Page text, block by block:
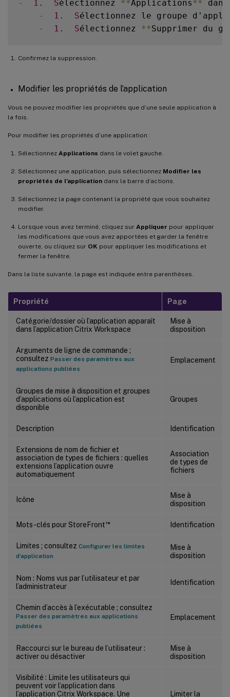
- 1. Sélectionnez **Applications**
-
1. Sélectionnez le groupe
-
1. Sélectionnez **Supprimer du
Confirmez la suppression.
Modifier les propriétés de l’application
Vous ne pouvez modifier les propriétés que d’une seule application à
la fois.
Pour modifier les propriétés d’une application :
Sélectionnez Applications dans le volet gauche.
Sélectionnez une application, puis sélectionnez Modifier les
propriétés de l’application dans la barre d’actions.
Sélectionnez la page contenant la propriété que vous souhaitez
modifier.
Lorsque vous avez terminé, cliquez sur Appliquer pour appliquer
les modifications que vous avez apportées et garder la fenêtre
ouverte, ou cliquez sur OK pour appliquer les modifications et
fermer la fenêtre.
Dans la liste suivante, la page est indiquée entre parenthèses.
Propriété Page
Catégorie/dossier où l’application apparaît
dans l’application Citrix Workspace
Mise à
disposition
Arguments de ligne de commande ;
consultez Passer des paramètres aux
applications publiées
Emplacement
Groupes de mise à disposition et groupes
d’applications où l’application est
disponible
Groupes
Description Identification
Extensions de nom de fichier et
association de types de fichiers : quelles
extensions l’application ouvre
automatiquement
Association
de types de
fichiers
Icône
Mise à
disposition
Mots-clés pour StoreFront™ Identification
Limites ; consultez Configurer les limites
d’application
Mise à
disposition
Nom : Noms vus par l’utilisateur et par
l’administrateur
Identification
Chemin d’accès à l’exécutable ; consultez
Passer des paramètres aux applications
publiées
Emplacement
Raccourci sur le bureau de l’utilisateur :
activer ou désactiver
Mise à
disposition
Visibilité : Limite les utilisateurs qui
peuvent voir l’application dans
l’application Citrix Workspace. Une
Limiter la